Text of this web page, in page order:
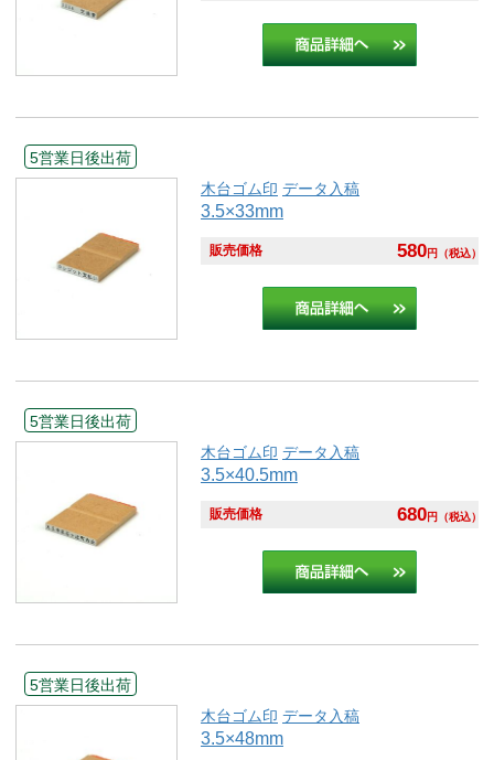
5営業日後出荷
木台ゴム印 データ入稿
3.5×33mm
販売価格 580円 （税込）
5営業日後出荷
木台ゴム印 データ入稿
3.5×40.5mm
販売価格 680円 （税込）
5営業日後出荷
木台ゴム印 データ入稿
3.5×48mm